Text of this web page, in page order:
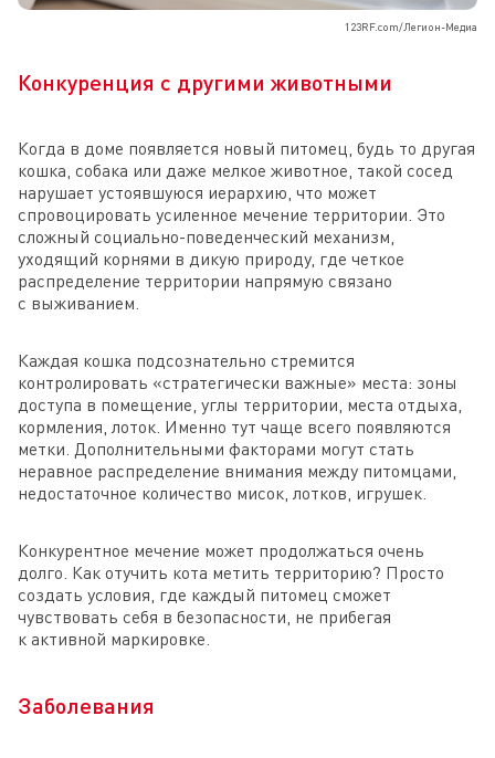
123RF.com/Легион-Медиа
Конкуренция с другими животными
Когда в доме появляется новый питомец, будь то другая
кошка, собака или даже мелкое животное, такой сосед
нарушает устоявшуюся иерархию, что может
спровоцировать усиленное мечение территории. Это
сложный социально-поведенческий механизм,
уходящий корнями в дикую природу, где четкое
распределение территории напрямую связано
с выживанием.
Каждая кошка подсознательно стремится
контролировать «стратегически важные» места: зоны
доступа в помещение, углы территории, места отдыха,
кормления, лоток. Именно тут чаще всего появляются
метки. Дополнительными факторами могут стать
неравное распределение внимания между питомцами,
недостаточное количество мисок, лотков, игрушек.
Конкурентное мечение может продолжаться очень
долго. Как отучить кота метить территорию? Просто
создать условия, где каждый питомец сможет
чувствовать себя в безопасности, не прибегая
к активной маркировке.
Заболевания